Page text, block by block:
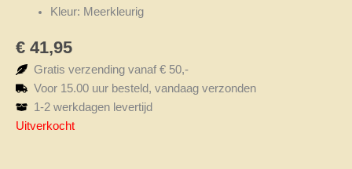
Kleur: Meerkleurig
€ 41,95
Gratis verzending vanaf € 50,-
Voor 15.00 uur besteld, vandaag verzonden
1-2 werkdagen levertijd
Uitverkocht